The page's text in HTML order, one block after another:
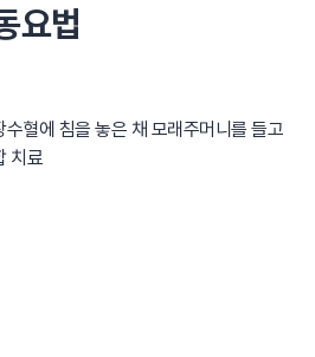
요법
수혈에 침을 놓은 채 모래주머니를 들고
치료